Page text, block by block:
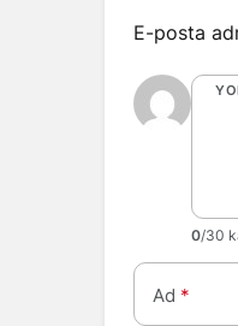
E-posta
0/30
Ad *